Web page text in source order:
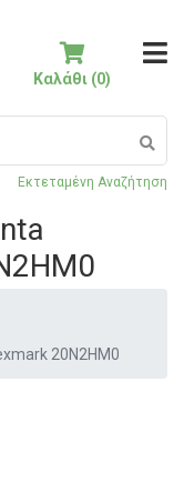
Εκτεταμένη Αναζήτηση
Καλάθι (0)
20N2HM0